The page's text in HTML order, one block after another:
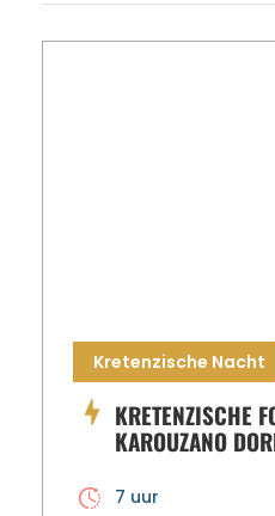
Kretenzische Nacht
KRETENZISCHE
KAROUZANO
7 uur